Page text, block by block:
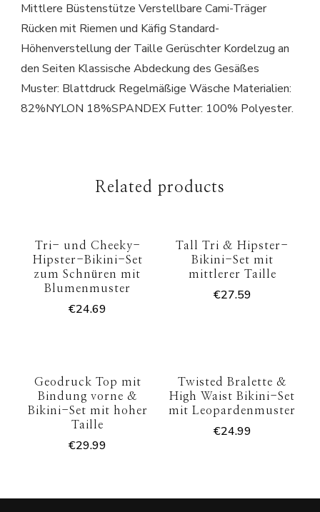
Mittlere Büstenstütze Verstellbare Cami-Träger
Rücken mit Riemen und Käfig Standard-
Höhenverstellung der Taille Gerüschter Kordelzug an
den Seiten Klassische Abdeckung des Gesäßes
Muster: Blattdruck Regelmäßige Wäsche Materialien:
82%NYLON 18%SPANDEX Futter: 100% Polyester.
Related products
Tri- und Cheeky-
Hipster-Bikini-Set
zum Schnüren mit
Blumenmuster
€24.69
Tall Tri & Hipster-
Bikini-Set mit
mittlerer Taille
€27.59
Geodruck Top mit
Bindung vorne &
Bikini-Set mit hoher
Taille
€29.99
Twisted Bralette &
High Waist Bikini-Set
mit Leopardenmuster
€24.99